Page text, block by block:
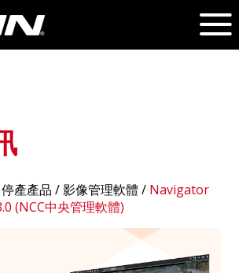
產產品 /影像管理軟體/ Navigator
(NCC中央管理軟體)